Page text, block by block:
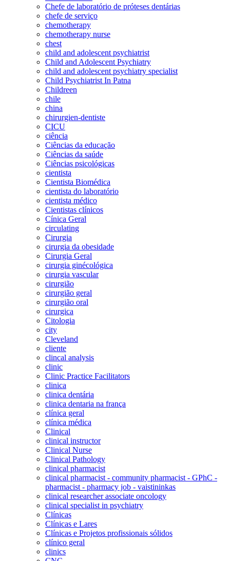
Chefe de laboratório de próteses dentárias
chefe de serviço
chemotherapy
chemotherapy nurse
chest
child and adolescent psychiatrist
Child and Adolescent Psychiatry
child and adolescent psychiatry specialist
Child Psychiatrist In Patna
Childreen
chile
china
chirurgien-dentiste
CICU
ciência
Ciências da educação
Ciências da saúde
Ciências psicológicas
cientista
Cientista Biomédica
cientista do laboratório
cientista médico
Cientistas clínicos
Cínica Geral
circulating
Cirurgia
cirurgia da obesidade
Cirurgia Geral
cirurgia ginécológica
cirurgia vascular
cirurgião
cirurgião geral
cirurgião oral
cirurgica
Citologia
city
Cleveland
cliente
clincal analysis
clinic
Clinic Practice Facilitators
clinica
clinica dentária
clinica dentaria na frança
clínica geral
clínica médica
Clinical
clinical instructor
Clinical Nurse
Clinical Pathology
clinical pharmacist
clinical pharmacist - community pharmacist - GPhC -
pharmacist - pharmacy job - vaistininkas
clinical researcher associate oncology
clinical specialist in psychiatry
Clínicas
Clínicas e Lares
Clínicas e Projetos profissionais sólidos
clínico geral
clinics